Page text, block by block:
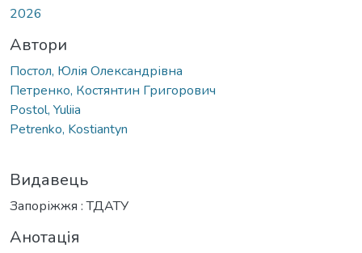
2026
Автори
Постол, Юлія Олександрівна
Петренко, Костянтин Григорович
Postol, Yuliia
Petrenko, Kostiantyn
Видавець
Запоріжжя : ТДАТУ
Анотація